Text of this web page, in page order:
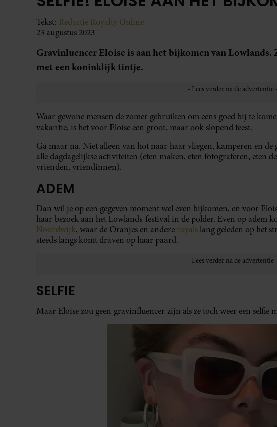
Tekst: Redactie Royalty Online
23 augustus 2023
Gravinluencer Eloise is aan het bijkomen van Lowlands.
met een koninklijk tintje.
Waar gewone mensen de zomer gebruiken om eens goed bij te
vakantie, is het voor Eloise een groot, maar ook slopend feest.
Ga maar na. Niet alleen van hot naar haar vliegen, kamperen en
alle dagdagelijkse activiteiten (eten maken, eten fotograferen, eten
vrienden, vriendinnen).
ADEM
Dan wil je op een gegeven moment wel even bijkomen, en voor
haar bezoek aan het Lowlands-festival in de polder. Even op adem
Noordwijk, waar de Oranjes en andere royalslang geleden op het
steeds langs komt draven op haar paard.
SELFIE
Maar Eloise zou geen gravinfluencer zijn als ze toch weer een selfie